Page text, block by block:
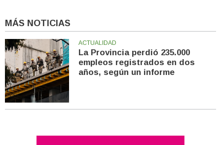
MÁS NOTICIAS
ACTUALIDAD
La Provincia perdió 235.000
empleos registrados en dos
años, según un informe